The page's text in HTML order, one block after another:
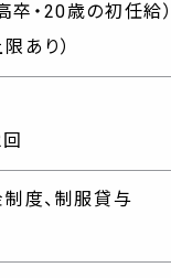
卒・20歳の初任給）
あり）
度、制服貸与